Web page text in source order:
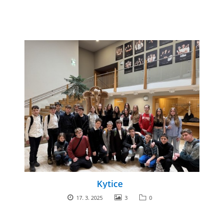
Kytice
17. 3. 2025 3 0